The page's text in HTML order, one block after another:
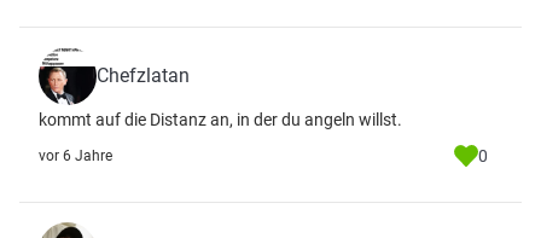
Chefzlatan
kommt auf die Distanz an, in der du angeln willst.
vor 6 Jahre 0